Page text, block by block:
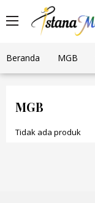
Beranda MGB
MGB
Tidak ada produk